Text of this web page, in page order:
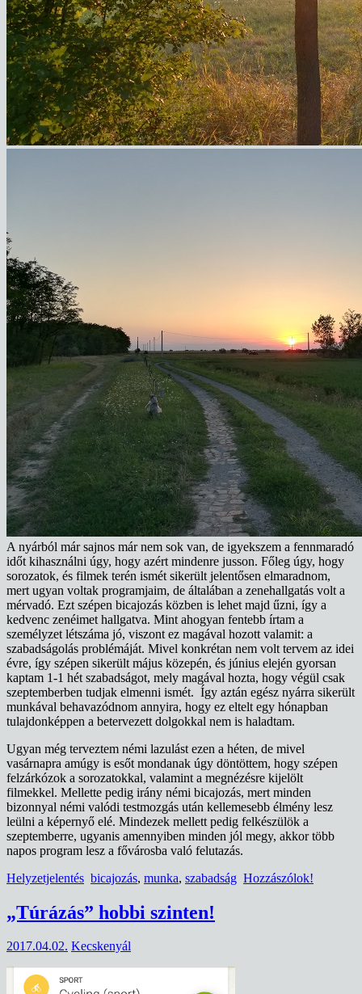
A nyárból már sajnos már nem sok van, de igyekszem a fennmaradó
időt kihasználni úgy, hogy azért mindenre jusson. Főleg úgy, hogy
sorozatok, és filmek terén ismét sikerült jelentősen elmaradnom,
mert ugyan voltak programjaim, de általában a zenehallgatás volt a
mérvadó. Ezt szépen bicajozás közben is lehet majd űzni, így a
kedvenc zenéimet hallgatva. Mint ahogyan fentebb írtam a
személyzet létszáma jó, viszont ez magával hozott valamit: a
szabadságolás problémáját. Mivel konkrétan nem volt tervem az idei
évre, így szépen sikerült május közepén, és június elején gyorsan
kaptam 1-1 hét szabadságot, mely magával hozta, hogy végül csak
szeptemberben tudjak elmenni ismét. Így aztán egész nyárra sikerült
munkával behavazódnom annyira, hogy ez eltelt egy hónapban
tulajdonképpen a betervezett dolgokkal nem is haladtam.
Ugyan még terveztem némi lazulást ezen a héten, de mivel
vasárnapra amúgy is esőt mondanak úgy döntöttem, hogy szépen
felzárkózok a sorozatokkal, valamint a megnézésre kijelölt
filmekkel. Mellette pedig irány némi bicajozás, mert minden
bizonnyal némi valódi testmozgás után kellemesebb élmény lesz
leülni a képernyő elé. Mindezek mellett pedig felkészülök a
szeptemberre, ugyanis amennyiben minden jól megy, akkor több
napos program lesz a fővárosba való felutazás.
Helyzetjelentés bicajozás, munka, szabadság Hozzászólok!
„Túrázás” hobbi szinten!
2017.04.02. Kecskenyál